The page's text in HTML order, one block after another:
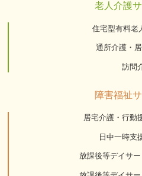
老人介護
住宅型有料老
通所介護・
訪問
障害福祉
居宅介護・行動
日中一時支
放課後等デイサー